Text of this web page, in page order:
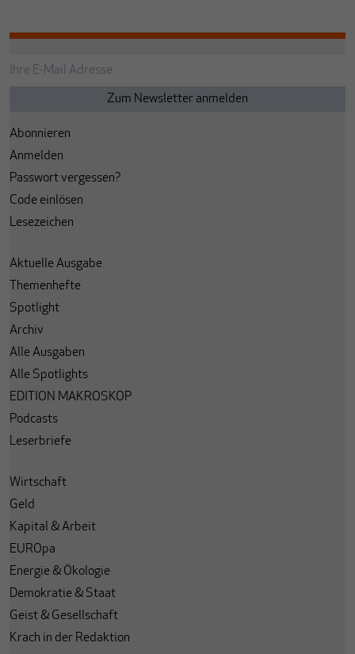
Abonnieren
Anmelden
Passwort vergessen?
Code einlösen
Lesezeichen
Aktuelle Ausgabe
Themenhefte
Spotlight
Archiv
Alle Ausgaben
Alle Spotlights
EDITION MAKROSKOP
Podcasts
Leserbriefe
Wirtschaft
Geld
Kapital & Arbeit
EUROpa
Energie & Ökologie
Demokratie & Staat
Geist & Gesellschaft
Krach in der Redaktion